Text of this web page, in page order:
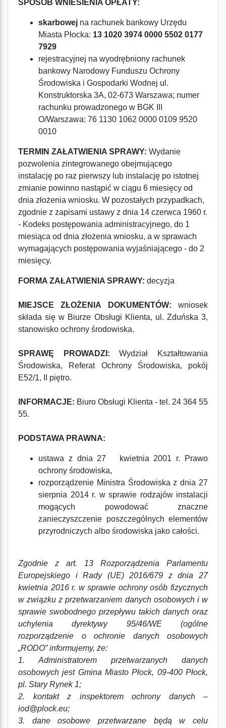
SPOSÓB WNIESIENIA OPŁATY:
skarbowej na rachunek bankowy Urzędu
Miasta Płocka: 13 1020 3974 0000 5502 0177
7929
rejestracyjnej na wyodrębniony rachunek
bankowy Narodowy Funduszu Ochrony
Środowiska i Gospodarki Wodnej ul.
Konstruktorska 3A, 02-673 Warszawa; numer
rachunku prowadzonego w BGK III
O/Warszawa: 76 1130 1062 0000 0109 9520
0010
TERMIN ZAŁATWIENIA SPRAWY: Wydanie
pozwolenia zintegrowanego obejmującego
instalację po raz pierwszy lub instalację po istotnej
zmianie powinno nastąpić w ciągu 6 miesięcy od
dnia złożenia wniosku. W pozostałych przypadkach,
zgodnie z zapisami ustawy z dnia 14 czerwca 1960 r.
- Kodeks postępowania administracyjnego, do 1
miesiąca od dnia złożenia wniosku, a w sprawach
wymagających postępowania wyjaśniającego - do 2
miesięcy.
FORMA ZAŁATWIENIA SPRAWY: decyzja
MIEJSCE ZŁOŻENIA DOKUMENTÓW: wniosek
składa się w Biurze Obsługi Klienta, ul. Zduńska 3,
stanowisko ochrony środowiska.
SPRAWĘ PROWADZI:Wydział Kształtowania
Środowiska,
Referat Ochrony Środowiska, pokój
E52/1, II piętro.
INFORMACJE: Biuro Obsługi Klienta - tel. 24 364 55
55.
PODSTAWA PRAWNA:
ustawa z dnia 27 kwietnia 2001 r. Prawo
ochrony środowiska,
rozporządzenie Ministra Środowiska z dnia 27
sierpnia 2014 r. w sprawie rodzajów instalacji
mogących powodować znaczne
zanieczyszczenie poszczególnych elementów
przyrodniczych albo środowiska jako całości.
Zgodnie z art. 13 Rozporządzenia Parlamentu
Europejskiego i Rady (UE) 2016/679 z dnia 27
kwietnia 2016 r. w sprawie ochrony osób fizycznych
w związku z przetwarzaniem danych osobowych i w
sprawie swobodnego przepływu takich danych oraz
uchylenia dyrektywy 95/46/WE (ogólne
rozporządzenie o ochronie danych osobowych
„RODO” informujemy, że:
1. Administratorem przetwarzanych danych
osobowych jest Gmina Miasto Płock, 09-400 Płock,
pl. Stary Rynek 1;
2. kontakt z inspektorem ochrony danych –
iod@plock.eu;
3. dane osobowe przetwarzane będą w celu